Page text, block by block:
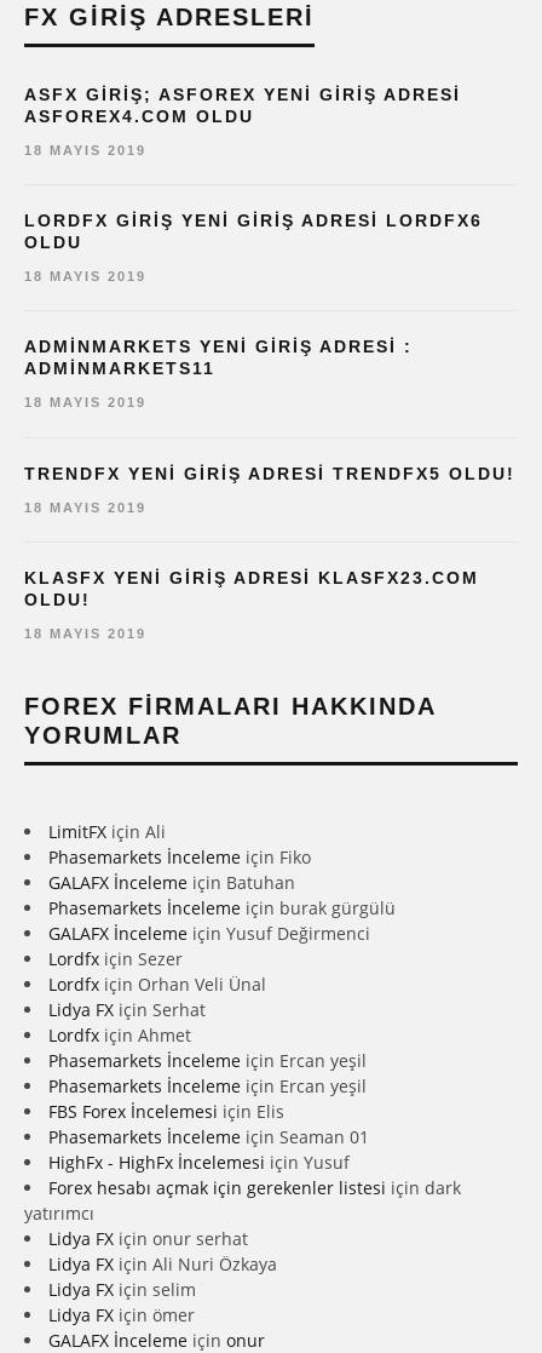
FX GIRIŞ ADRESLERI
ASFX GIRIŞ; ASFOREX YENI GIRIŞ ADRESI
ASFOREX4.COM OLDU
18 MAYIS 2019
LORDFX GIRIŞ YENI GIRIŞ ADRESI LORDFX6
OLDU
18 MAYIS 2019
ADMINMARKETS YENI GIRIŞ ADRESI :
ADMINMARKETS11
18 MAYIS 2019
TRENDFX YENI GIRIŞ ADRESI TRENDFX5 OLDU!
18 MAYIS 2019
KLASFX YENI GIRIŞ ADRESI KLASFX23.COM
OLDU!
18 MAYIS 2019
FOREX FIRMALARI HAKKINDA
YORUMLAR
LimitFX için Ali
Phasemarkets İnceleme için Fiko
GALAFX İnceleme için Batuhan
Phasemarkets İnceleme için burak gürgülü
GALAFX İnceleme için Yusuf Değirmenci
Lordfx için Sezer
Lordfx için Orhan Veli Ünal
Lidya FX için Serhat
Lordfx için Ahmet
Phasemarkets İnceleme için Ercan yeşil
Phasemarkets İnceleme için Ercan yeşil
FBS Forex İncelemesi için Elis
Phasemarkets İnceleme için Seaman 01
HighFx - HighFx İncelemesi için Yusuf
Forex hesabı açmak için gerekenler listesi için dark
yatırımcı
Lidya FX için onur serhat
Lidya FX için Ali Nuri Özkaya
Lidya FX için selim
Lidya FX için ömer
GALAFX İnceleme için onur